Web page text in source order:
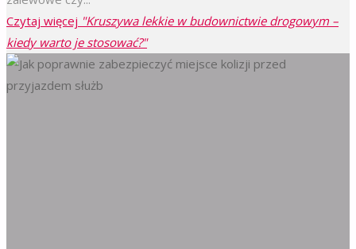
Czytaj więcej "Kruszywa lekkie w budownictwie drogowym –
kiedy warto je stosować?"